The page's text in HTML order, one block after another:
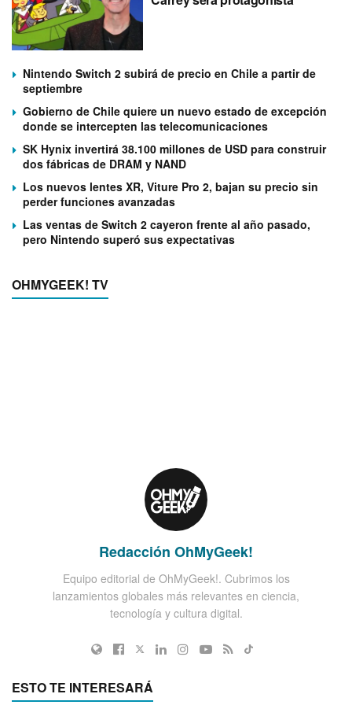
Nintendo Switch 2 subirá de precio en Chile a partir de
septiembre
Gobierno de Chile quiere un nuevo estado de excepción
donde se intercepten las telecomunicaciones
SK Hynix invertirá 38.100 millones de USD para construir
dos fábricas de DRAM y NAND
Los nuevos lentes XR, Viture Pro 2, bajan su precio sin
perder funciones avanzadas
Las ventas de Switch 2 cayeron frente al año pasado,
pero Nintendo superó sus expectativas
OHMYGEEK! TV
Redacción OhMyGeek!
Equipo editorial de OhMyGeek!. Cubrimos los
lanzamientos globales más relevantes en ciencia,
tecnología y cultura digital.
ESTO TE INTERESARÁ